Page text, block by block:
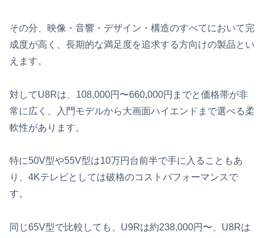
その分、映像・音響・デザイン・構造のすべてにおいて完
成度が高く、長期的な満足度を追求する方向けの製品とい
えます。
対してU8Rは、108,000円〜660,000円までと価格帯が非
常に広く、入門モデルから大画面ハイエンドまで選べる柔
軟性があります。
特に50V型や55V型は10万円台前半で手に入ることもあ
り、4Kテレビとしては破格のコストパフォーマンスで
す。
同じ65V型で比較しても、U9Rは約238,000円〜、U8Rは